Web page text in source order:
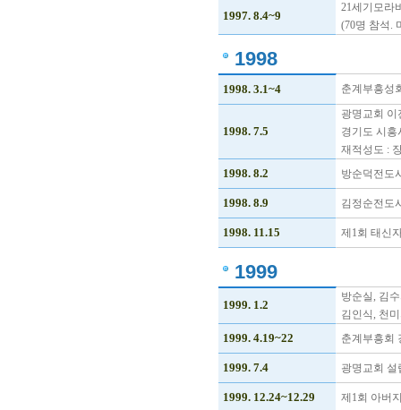
1997. 8.4~9
21세기모라
(70명 참석.
1998
1998. 3.1~4 춘계부흥성
1998. 7.5
광명교회 이
경기도 시흥
재적성도 :
1998. 8.2 방순덕전도
1998. 8.9 김정순전도
1998. 11.15 제1회 태신
1999
1999. 1.2
방순실, 김
김인식, 천
1999. 4.19~22 춘계부흥회
1999. 7.4 광명교회 설
1999. 12.24~12.29 제1회 아버